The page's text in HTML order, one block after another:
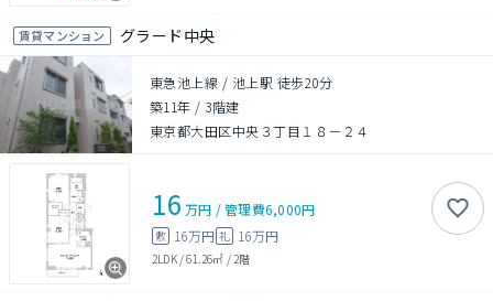
賃貸マンション グラード中央
東急池上線 / 池上駅 徒歩20分
築11年 / 3階建
東京都大田区中央３丁目１８－２４
16 万円 /管理費6,000円
敷 16万円 礼 16万円
2LDK/61.26㎡ / 2階